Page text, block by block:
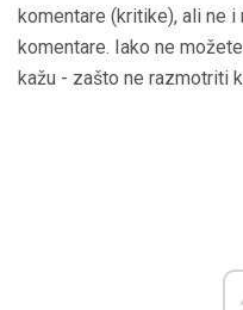
komentare (kritike), ali ne
komentare. Iako ne
kažu - zašto ne razmotriti